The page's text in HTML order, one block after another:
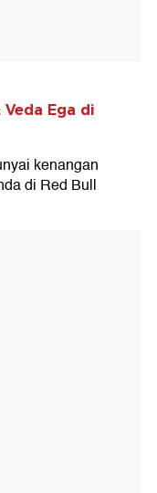
Ega di
kenangan
di Red Bull